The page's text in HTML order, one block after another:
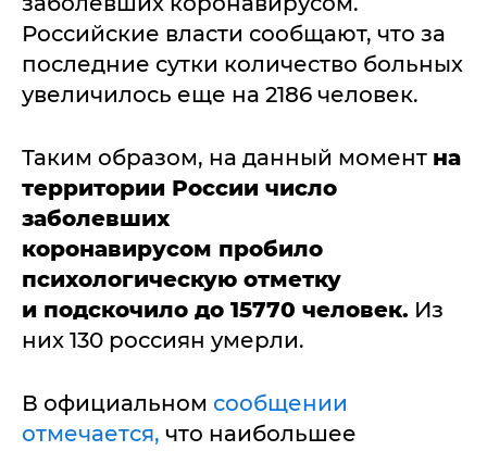
Российские власти сообщают, что за
последние сутки количество больных
увеличилось еще на 2186 человек.
Таким образом, на данный момент на
территории России число
заболевших
коронавирусом пробило
психологическую отметку
и подскочило до 15770 человек. Из
них 130 россиян умерли.
В официальном сообщении
отмечается, что наибольшее